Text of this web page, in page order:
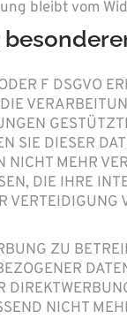
bleibt vom
F DSGVO
SIE DIESER
MEHR
DIE IHRE
ZU
NICHT